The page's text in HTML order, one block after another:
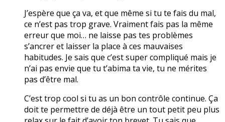
J’espère que ça va, et que même si tu te fais du mal,
ce n’est pas trop grave. Vraiment fais pas la même
erreur que moi… ne laisse pas tes problèmes
s’ancrer et laisser la place à ces mauvaises
habitudes. Je sais que c’est super compliqué mais je
n’ai pas envie que tu t’abima ta vie, tu ne mérites
pas d’être mal.
C’est trop cool si tu as un bon contrôle continue. Ça
doit te permettre de déjà être un tout petit peu plus